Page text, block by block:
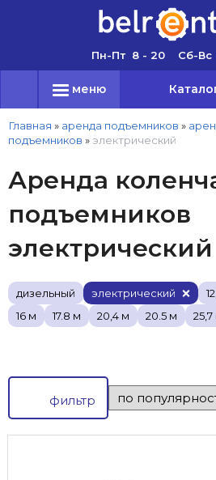
Пн-Пт 8 - 20 Сб-Вс
меню
Главная » аренда подъемников »
подъемников » электрический
Аренда
подъемников
электрический
дизельный электрический
16 м
17.8 м 20,4 м 20.5 м 25,7
фильтр